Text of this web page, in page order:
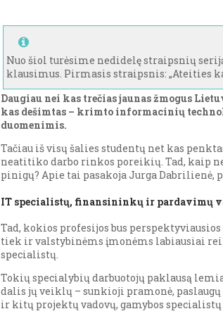
Nuo šiol turėsime nedidelę straipsnių
klausimus. Pirmasis straipsnis: „Ateities
Daugiau nei kas trečias jaunas žmogus
kas dešimtas – krimto informacinių
duomenimis.
Tačiau iš visų šalies studentų net kas
neatitiko darbo rinkos poreikių. Tad, kaip
pinigų? Apie tai pasakoja Jurga Dabrilienė,
IT specialistų, finansininkų ir pardavimų
Tad, kokios profesijos bus
tiek ir valstybinėms įmonėms labiausiai
specialistų.
Tokių specialybių darbuotojų paklausą
dalis jų veiklų – sunkioji pramonė,
ir kitų projektų vadovų, gamybos